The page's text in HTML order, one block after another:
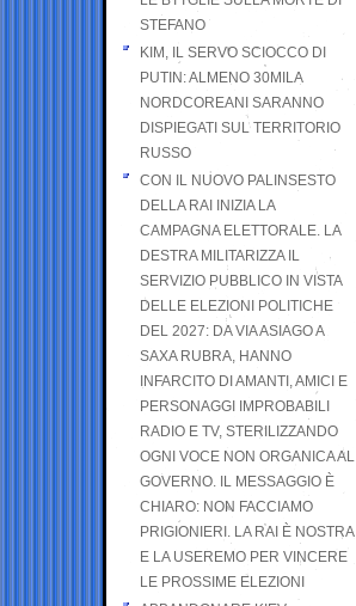
STEFANO
KIM, IL SERVO SCIOCCO DI
PUTIN: ALMENO 30MILA
NORDCOREANI SARANNO
DISPIEGATI SUL TERRITORIO
RUSSO
CON IL NUOVO PALINSESTO
DELLA RAI INIZIA LA
CAMPAGNA ELETTORALE. LA
DESTRA MILITARIZZA IL
SERVIZIO PUBBLICO IN VISTA
DELLE ELEZIONI POLITICHE
DEL 2027: DA VIA ASIAGO A
SAXA RUBRA, HANNO
INFARCITO DI AMANTI, AMICI E
PERSONAGGI IMPROBABILI
RADIO E TV, STERILIZZANDO
OGNI VOCE NON ORGANICA AL
GOVERNO. IL MESSAGGIO È
CHIARO: NON FACCIAMO
PRIGIONIERI. LA RAI È NOSTRA
E LA USEREMO PER VINCERE
LE PROSSIME ELEZIONI